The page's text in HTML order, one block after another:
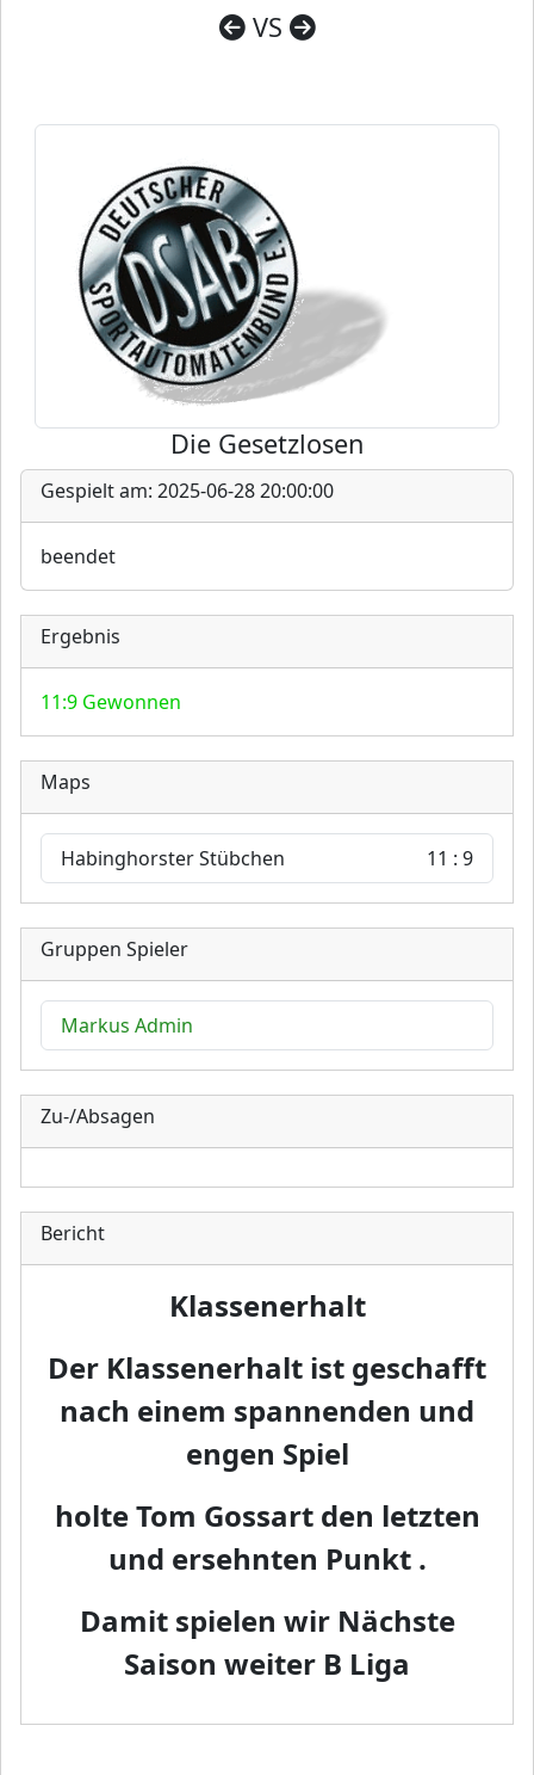
VS
Die Gesetzlosen
Gespielt am: 2025-06-28 20:00:00
beendet
Ergebnis
11:9 Gewonnen
Maps
Habinghorster Stübchen 11 : 9
Gruppen Spieler
Markus Admin
Zu-/Absagen
Bericht
Klassenerhalt
Der Klassenerhalt ist geschafft
nach einem spannenden und
engen Spiel
holte Tom Gossart den letzten
und ersehnten Punkt .
Damit spielen wir Nächste
Saison weiter B Liga